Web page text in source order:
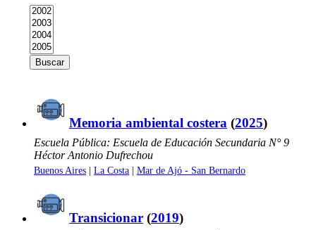
Memoria ambiental costera (2025)
Escuela Pública: Escuela de Educación Secundaria N° 9
Héctor Antonio Dufrechou
Buenos Aires | La Costa | Mar de Ajó - San Bernardo
Transicionar (2019)